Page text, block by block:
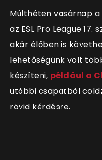
Múlthéten vasárnap a
az ESL Pro League 17.
akár élőben is
lehetőségünk volt
készíteni, például a
utóbbi csapatból
rövid kérdésre.